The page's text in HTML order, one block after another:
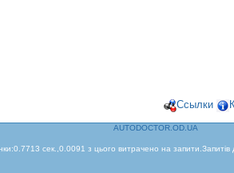
Ссылки
AUTODOCTOR.OD.UA
сек.,0.0091 з цього витрачено на